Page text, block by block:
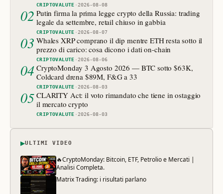
CRIPTOVALUTE ·2026-08-08
02 Putin firma la prima legge crypto della Russia: trading
legale da settembre, retail chiuso in gabbia
CRIPTOVALUTE ·2026-08-07
03 Whales XRP comprano il dip mentre ETH resta sotto il
prezzo di carico: cosa dicono i dati on-chain
CRIPTOVALUTE ·2026-08-06
04 CryptoMonday 3 Agosto 2026 — BTC sotto $63K,
Coldcard drena $89M, F&G a 33
CRIPTOVALUTE ·2026-08-03
05 CLARITY Act: il voto rimandato che tiene in ostaggio
il mercato crypto
CRIPTOVALUTE ·2026-08-03
▶ULTIMI VIDEO
🔥CryptoMonday: Bitcoin, ETF, Petrolio e Mercati |
Analisi Completa.
Matrix Trading: i risultati parlano